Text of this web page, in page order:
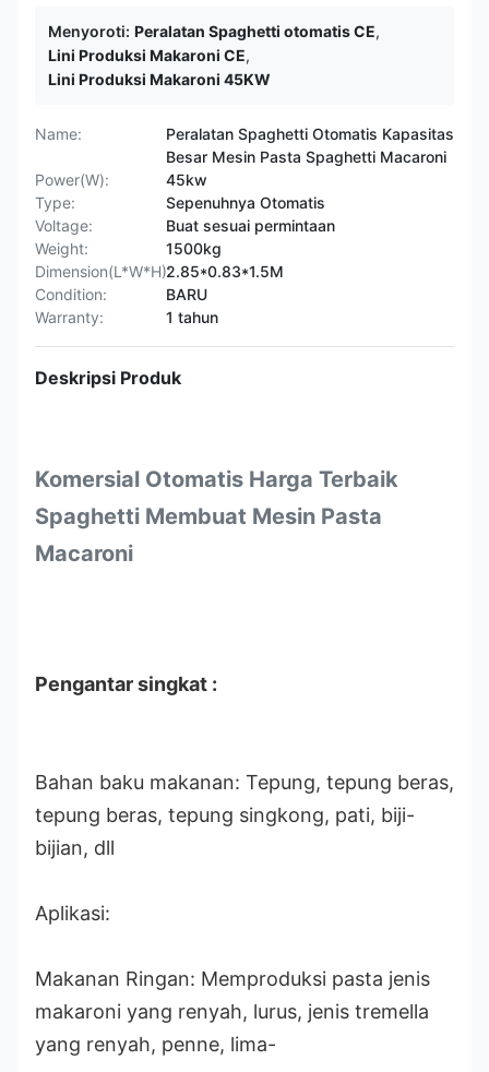
Menyoroti: Peralatan Spaghetti otomatis CE,
Lini Produksi Makaroni CE,
Lini Produksi Makaroni 45KW
Name:
Peralatan Spaghetti Otomatis Kapasitas
Besar Mesin Pasta Spaghetti Macaroni
Power(W):
45kw
Type:
Sepenuhnya Otomatis
Voltage:
Buat sesuai permintaan
Weight:
1500kg
Dimension(L*W*H):2.85*0.83*1.5M
Condition:
BARU
Warranty:
1 tahun
Deskripsi Produk
Komersial Otomatis Harga Terbaik
Spaghetti Membuat Mesin Pasta
Macaroni
Pengantar singkat :
Bahan baku makanan: Tepung, tepung beras,
tepung beras, tepung singkong, pati, biji-
bijian, dll
Aplikasi:
Makanan Ringan: Memproduksi pasta jenis
makaroni yang renyah, lurus, jenis tremella
yang renyah, penne, lima-